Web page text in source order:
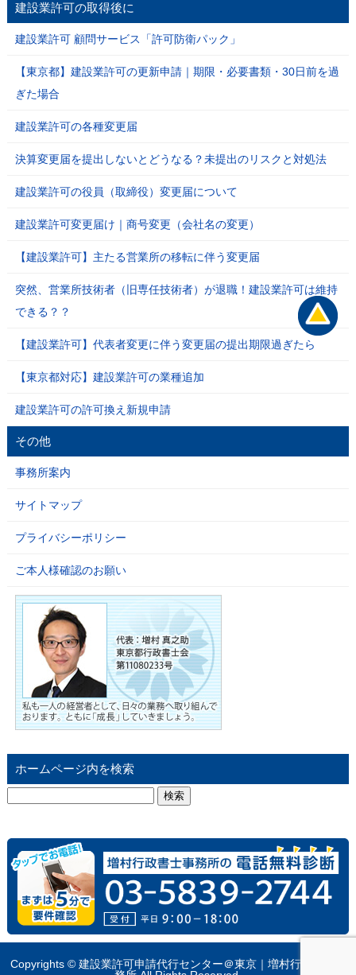
建設業許可の取得後に
建設業許可 顧問サービス「許可防衛パック」
【東京都】建設業許可の更新申請｜期限・必要書類・30日前を過
ぎた場合
建設業許可の各種変更届
決算変更届を提出しないとどうなる？未提出のリスクと対処法
建設業許可の役員（取締役）変更届について
建設業許可変更届け｜商号変更（会社名の変更）
【建設業許可】主たる営業所の移転に伴う変更届
突然、営業所技術者（旧専任技術者）が退職！建設業許可は維持
できる？？
【建設業許可】代表者変更に伴う変更届の提出期限過ぎたら
【東京都対応】建設業許可の業種追加
建設業許可の許可換え新規申請
その他
事務所案内
サイトマップ
プライバシーポリシー
ご本人様確認のお願い
ホームページ内を検索
Copyrights © 建設業許可申請代行センター＠東京｜増村行政書士事